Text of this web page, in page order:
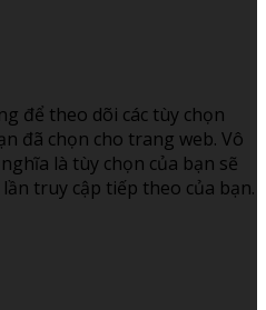
để theo dõi các tùy chọn
đã chọn cho trang web. Vô
là tùy chọn của bạn sẽ
truy cập tiếp theo của bạn.